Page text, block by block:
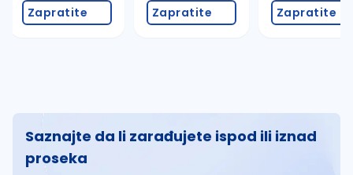
Zapratite Zapratite Zapratite
Saznajte da li zarađujete ispod ili iznad
proseka